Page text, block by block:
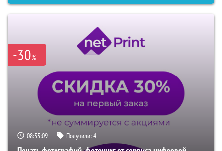
-30%
08:55:08 Получили:4